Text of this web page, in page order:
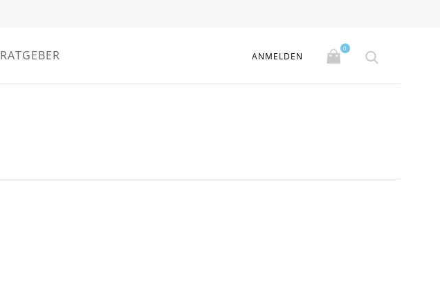
RATGEBER ANMELDEN
0